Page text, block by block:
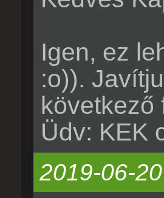
Igen, ez
:o)).
következő
Üdv: KEK
2019-06-